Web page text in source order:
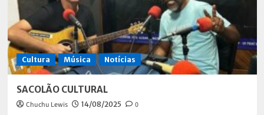
Cultura Música Notícias
SACOLÃO CULTURAL
Chuchu Lewis 14/08/2025 0